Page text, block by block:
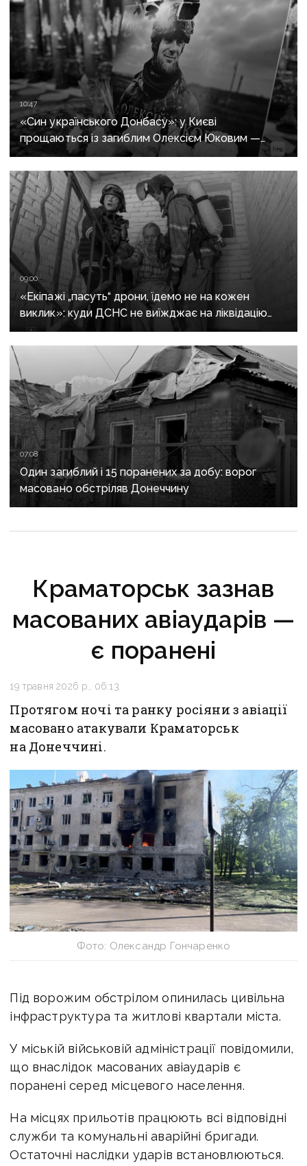
10:47
«Син українського Донбасу»: у Києві
прощаються із загиблим Олексієм Юковим —
пошуковцем загону «Плацдарм»
09:00
«Екіпажі „пасуть“ дрони, їдемо не на кожен
виклик»: куди ДСНС не виїжджає на ліквідацію
надзвичайних ситуацій у Краматорську
та Слов’янську
07:08
Один загиблий і 15 поранених за добу: ворог
масовано обстріляв Донеччину
Краматорськ зазнав
масованих авіаударів —
є поранені
19 травня 2026 р., 06:13
Протягом ночі та ранку росіяни з авіації
масовано атакували Краматорськ
на Донеччині.
Фото: Олександр Гончаренко
Під ворожим обстрілом опинилась цивільна
інфраструктура та житлові квартали міста.
У міській військовій адміністрації повідомили,
що внаслідок масованих авіаударів є
поранені серед місцевого населення.
На місцях прильотів працюють всі відповідні
служби та комунальні аварійні бригади.
Остаточні наслідки ударів встановлюються.